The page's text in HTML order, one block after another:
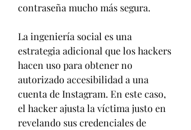
contraseña mucho más segura.
La ingeniería social es una
estrategia adicional que los hackers
hacen uso para obtener no
autorizado accesibilidad a una
cuenta de Instagram. En este caso,
el hacker ajusta la víctima justo en
revelando sus credenciales de